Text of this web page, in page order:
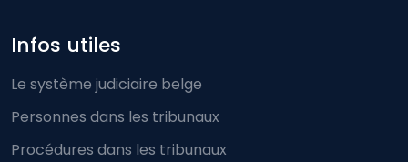
Infos utiles
Le système judiciaire belge
Personnes dans les tribunaux
Procédures dans les tribunaux